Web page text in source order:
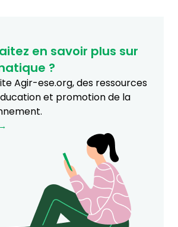
en savoir plus sur
?
Agir-ese.org, des ressources
et promotion de la